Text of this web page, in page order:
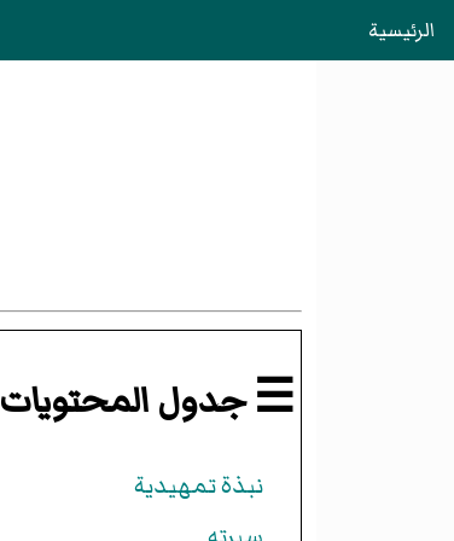
الرئيسية
☰ جدول المحتويات
نبذة تمهيدية